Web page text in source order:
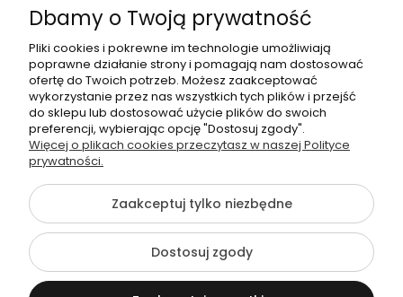
NIP: 826 186 42 29
©2026 Wszelkie Prawa Zastrzeżone | agneess sklep
internetowy
Szablon Flex byEcommercy
Pokaż pełną wersję strony
Dbamy o Twoją prywatność
Pliki cookies i pokrewne im technologie umożliwiają
poprawne działanie strony i pomagają nam dostosować
ofertę do Twoich potrzeb. Możesz zaakceptować
wykorzystanie przez nas wszystkich tych plików i przejść
do sklepu lub dostosować użycie plików do swoich
preferencji, wybierając opcję "Dostosuj zgody".
Więcej o plikach cookies przeczytasz w naszej Polityce
prywatności.
Zaakceptuj tylko niezbędne
Dostosuj zgody